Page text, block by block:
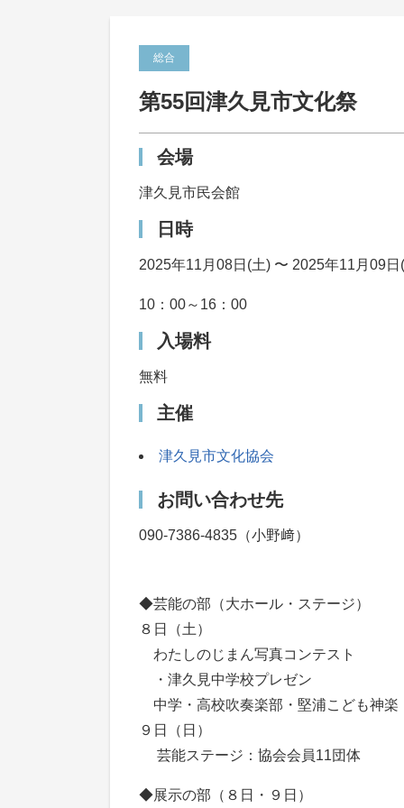
総合
第55回津久見市文化祭
会場
津久見市民会館
日時
2025年11月08日(土) 〜 2025年11月09日
10：00～16：00
入場料
無料
主催
津久見市文化協会
お問い合わせ先
090-7386-4835（小野﨑）
◆芸能の部（大ホール・ステージ）
８日（土）
わたしのじまん写真コンテスト
・津久見中学校プレゼン
中学・高校吹奏楽部・堅浦こども神楽
９日（日）
芸能ステージ：協会会員11団体
◆展示の部（８日・９日）